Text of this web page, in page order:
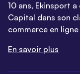
10 ans, Ekinsport
Capital dans son
commerce en
En savoir plus